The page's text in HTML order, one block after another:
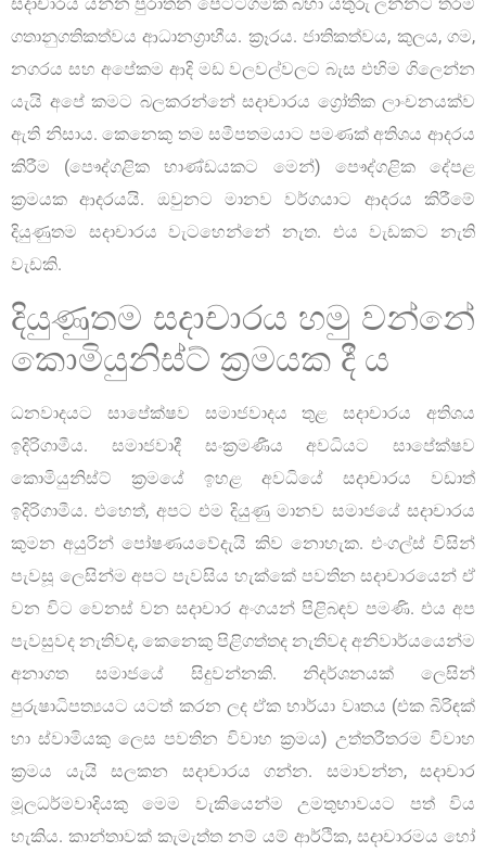
ගතානුගතිකත්වය ආධානග්‍රාහීය. ක්‍රෑරය. ජාතිකත්වය, කුලය, ගම,
නගරය සහ අපේකම ආදි මඩ වලවල්වලට බැස එහිම ගිලෙන්න
යැයි අපේ කමට බලකරන්නේ සදාචාරය ග්‍රෝතික ලාංචනයක්ව
ඇති නිසාය. කෙනෙකු තම සමීපතමයාට පමණක් අතිශය ආදරය
කිරීම (පෞද්ගළික භාණ්ඩයකට මෙන්) පෞද්ගළික දේපළ
ක්‍රමයක ආදරයයි. ඔවුනට මානව වර්ගයාට ආදරය කිරීමේ
දියුණුතම සදාචාරය වැටහෙන්නේ නැත. එය වැඩකට නැති
වැඩකි.
දියුණුතම සදාචාරය හමු වන්නේ
කොමියුනිස්ට් ක්‍රමයක දී ය
ධනවාදයට සාපේක්ෂව සමාජවාදය තුළ සදාචාරය අතිශය
ඉදිරිගාමීය. සමාජවාදී සංක්‍රමණීය අවධියට සාපේක්ෂව
කොමියුනිස්ට් ක්‍රමයේ ඉහළ අවධියේ සදාචාරය වඩාත්
ඉදිරිගාමීය. එහෙත්, අපට එම දියුණු මානව සමාජයේ සදාචාරය
කුමන අයුරින් පෝෂණයවේදැයි කිව නොහැක. එංගල්ස් විසින්
පැවසූ ලෙසින්ම අපට පැවසිය හැක්කේ පවතින සදාචාරයෙන් ඒ
වන විට වෙනස් වන සදාචාර අංගයන් පිළිබඳව පමණි. එය අප
පැවසුවද නැතිවද, කෙනෙකු පිළිගත්තද නැතිවද අනිවාර්යයෙන්ම
අනාගත සමාජයේ සිදුවන්නකි. නිදර්ශනයක් ලෙසින්
පුරුෂාධිපත්‍යයට යටත් කරන ලද ඒක භාර්යා වෘතය (එක බිරිඳක්
හා ස්වාමියකු ලෙස පවතින විවාහ ක්‍රමය) උත්තරීතරම විවාහ
ක්‍රමය යැයි සලකන සදාචාරය ගන්න. සමාවන්න, සදාචාර
මූලධර්මවාදියකු මෙම වැකියෙන්ම උමතුභාවයට පත් විය
හැකිය. කාන්තාවක් කැමැත්ත නම් යම් ආර්ථික, සදාචාරමය හෝ